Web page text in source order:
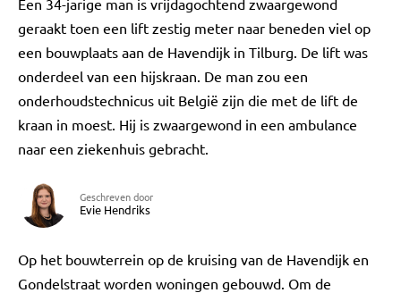
Een 34-jarige man is vrijdagochtend zwaargewond
geraakt toen een lift zestig meter naar beneden viel op
een bouwplaats aan de Havendijk in Tilburg. De lift was
onderdeel van een hijskraan. De man zou een
onderhoudstechnicus uit België zijn die met de lift de
kraan in moest. Hij is zwaargewond in een ambulance
naar een ziekenhuis gebracht.
Geschreven door
Evie Hendriks
Op het bouwterrein op de kruising van de Havendijk en
Gondelstraat worden woningen gebouwd. Om de